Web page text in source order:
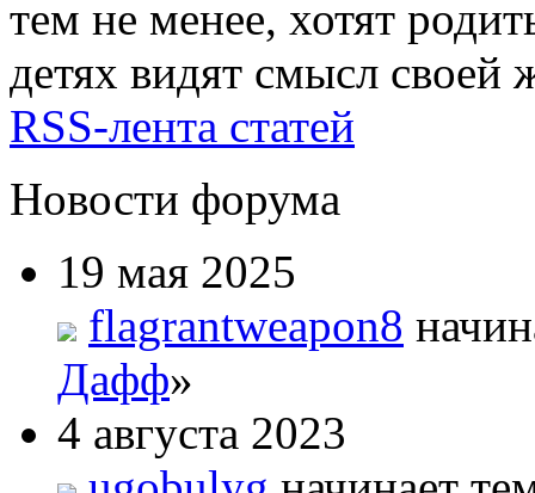
тем не менее, хотят
детях видят смысл своей
RSS-лента статей
Новости форума
19 мая 2025
flagrantweapon8
Дафф»
4 августа 2023